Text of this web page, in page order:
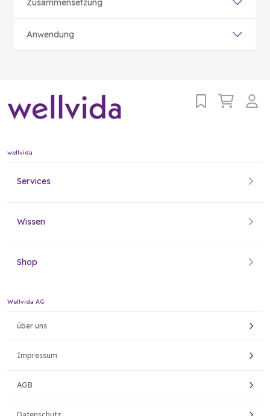
Zusammensetzung
Anwendung
wellvida
Services
Wissen
Shop
Wellvida AG
über uns
Impressum
AGB